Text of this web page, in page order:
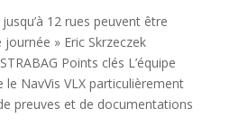
12 rues peuvent être
» Eric Skrzeczek
Points clés L’équipe
le NavVis VLX particulièrement
preuves et de documentations